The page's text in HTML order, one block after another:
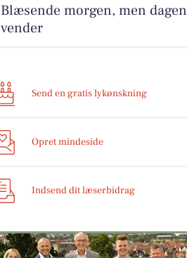
Blæsende morgen, men dagen
vender
Send en gratis lykønskning
Opret mindeside
Indsend dit læserbidrag